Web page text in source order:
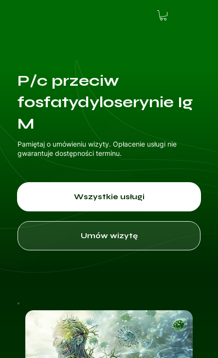
P/c przeciw
fosfatydyloserynie Ig
M
Pamiętaj o umówieniu wizyty. Opłacenie usługi nie
gwarantuje dostępności terminu.
Wszystkie usługi
Umów wizytę